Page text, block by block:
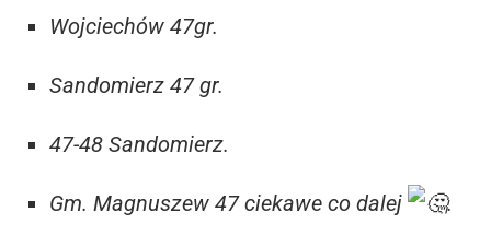
Wojciechów 47gr.
Sandomierz 47 gr.
47-48 Sandomierz.
Gm. Magnuszew 47 ciekawe co dalej .